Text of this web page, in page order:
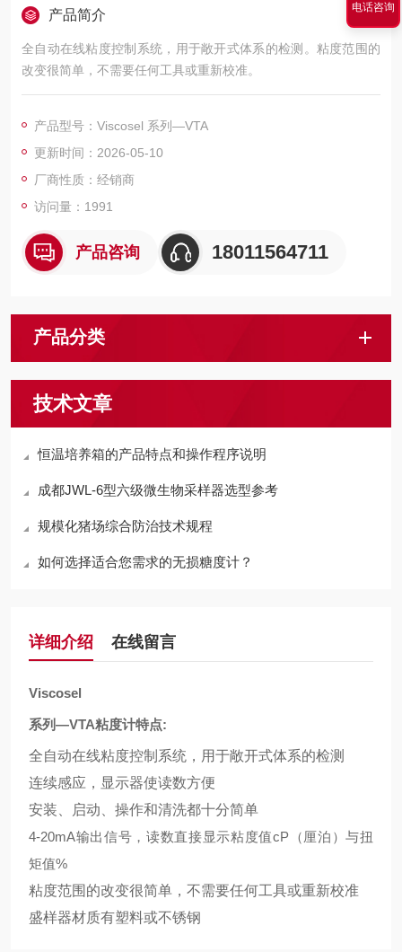
产品简介
全自动在线粘度控制系统，用于敞开式体系的检测。粘度范围的
改变很简单，不需要任何工具或重新校准。
产品型号：Viscosel 系列—VTA
更新时间：2026-05-10
厂商性质：经销商
访问量：1991
产品咨询 18011564711
产品分类
技术文章
恒温培养箱的产品特点和操作程序说明
成都JWL-6型六级微生物采样器选型参考
规模化猪场综合防治技术规程
如何选择适合您需求的无损糖度计？
详细介绍 在线留言
Viscosel
系列—VTA粘度计特点:
全自动在线粘度控制系统，用于敞开式体系的检测
连续感应，显示器使读数方便
安装、启动、操作和清洗都十分简单
4-20mA输出信号，读数直接显示粘度值cP（厘泊 ）与扭
矩值%
粘度范围的改变很简单，不需要任何工具或重新校准
盛样器材质有塑料或不锈钢
电话咨询